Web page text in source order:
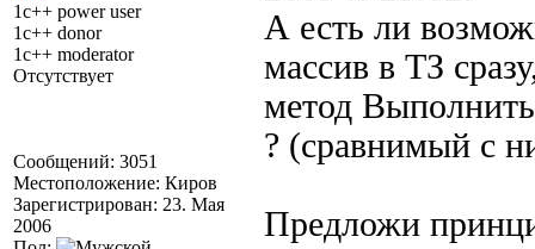
1c++ power user
1c++ donor
1c++ moderator
Отсутствует
Сообщений: 3051
Местоположение: Киров
Зарегистрирован: 23. Мая
2006
А есть ли
массив в ТЗ
метод
? (сравнимый с
Предложи